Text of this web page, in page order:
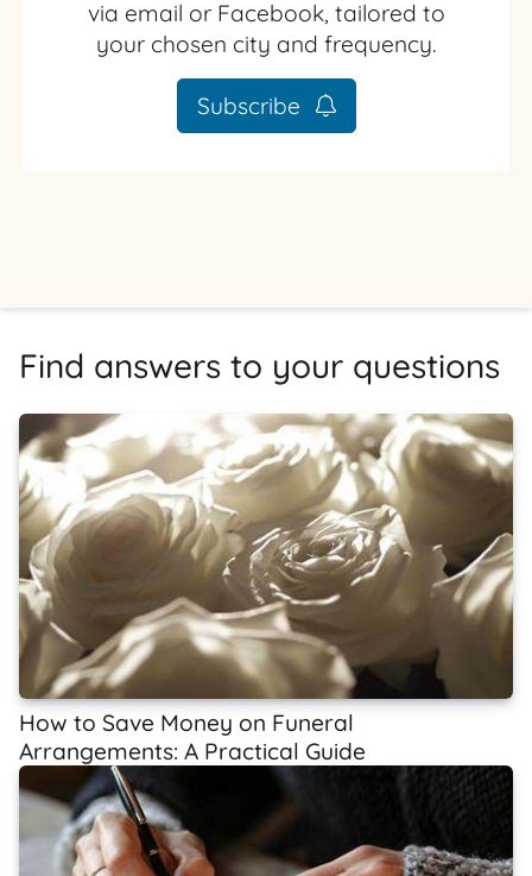
via email or Facebook, tailored to
your chosen city and frequency.
Subscribe
Find answers to your questions
How to Save Money on Funeral
Arrangements: A Practical Guide